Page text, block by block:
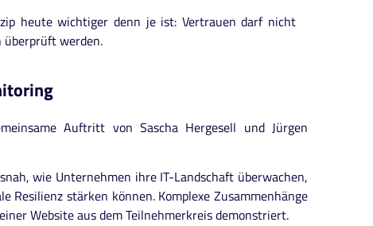
heute wichtiger denn je ist: Vertrauen darf nicht
überprüft werden.
Auftritt von Sascha Hergesell und Jürgen
wie Unternehmen ihre IT-Landschaft überwachen,
stärken können. Komplexe Zusammenhänge
Website aus dem Teilnehmerkreis demonstriert.